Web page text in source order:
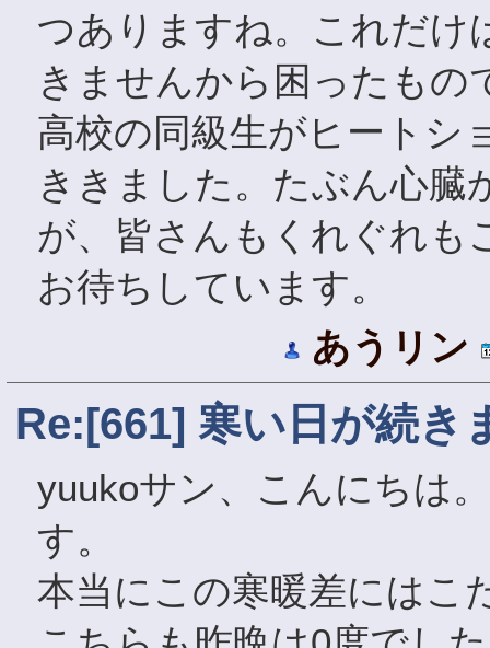
つありますね。これだけ
きませんから困ったもの
高校の同級生がヒートシ
ききました。たぶん心臓
が、皆さんもくれぐれも
お待ちしています。
あうリン
Re:[661] 寒い日が続き
yuukoサン、こんにちは
す。
本当にこの寒暖差にはこ